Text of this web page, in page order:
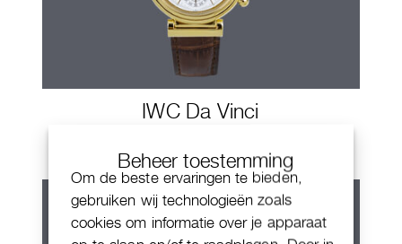
Beheer toestemming
Om de beste ervaringen te bieden,
gebruiken wij technologieën zoals
cookies om informatie over je apparaat
IWC Da Vinci